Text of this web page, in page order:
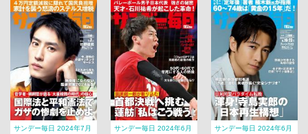
サンデー毎日 2024年7月 サンデー毎日 2024年6月 サンデー毎日 2024年6月